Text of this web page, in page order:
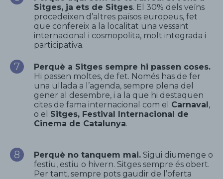
Sitges, ja ets de Sitges. El 30% dels veïns
procedeixen d’altres països europeus, fet
que confereix a la localitat una vessant
internacional i cosmopolita, molt integrada i
participativa.
Perquè a Sitges sempre hi passen coses.
Hi passen moltes, de fet. Només has de fer
una ullada a l’agenda, sempre plena del
gener al desembre, i a la que hi destaquen
cites de fama internacional com el Carnaval,
o el Sitges, Festival Internacional de
Cinema de Catalunya.
Perquè no tanquem mai. Sigui diumenge o
festiu, estiu o hivern. Sitges sempre és obert.
Per tant, sempre pots gaudir de l’oferta